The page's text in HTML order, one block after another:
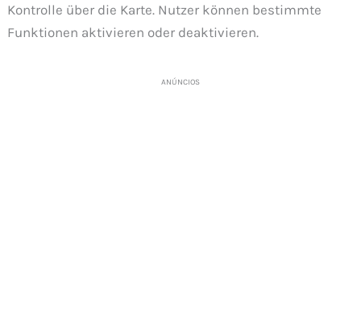
Kontrolle über die Karte. Nutzer können bestimmte
Funktionen aktivieren oder deaktivieren.
ANÚNCIOS